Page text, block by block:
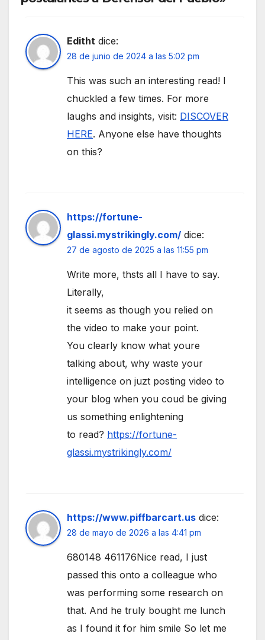
Editht dice:
28 de junio de 2024 a las 5:02 pm
This was such an interesting read! I
chuckled a few times. For more
laughs and insights, visit: DISCOVER
HERE. Anyone else have thoughts
on this?
https://fortune-
glassi.mystrikingly.com/ dice:
27 de agosto de 2025 a las 11:55 pm
Write more, thsts all I have to say.
Literally,
it seems as though you relied on
the video to make your point.
You clearly know what youre
talking about, why waste your
intelligence on juzt posting video to
your blog when you coud be giving
us something enlightening
to read? https://fortune-
glassi.mystrikingly.com/
https://www.piffbarcart.us dice:
28 de mayo de 2026 a las 4:41 pm
680148 461176Nice read, I just
passed this onto a colleague who
was performing some research on
that. And he truly bought me lunch
as I found it for him smile So let me